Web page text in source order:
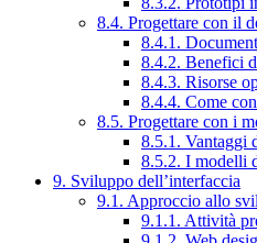
8.4. Progettare con il
8.4.1.
8.4.2. Benefici
8.4.3. Risorse
8.4.4. Come
8.5. Progettare con i
8.5.1. Vantaggi
8.5.2. I modelli
9. Sviluppo dell’interfaccia
9.1. Approccio allo
9.1.1. Attività